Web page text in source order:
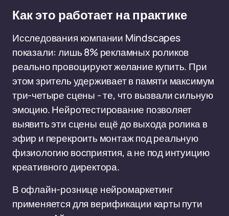
Как это работает на практике
Исследования компании Mindscapes
показали: лишь 8% рекламных роликов
реально провоцируют желание купить. При
этом зритель удерживает в памяти максимум
три-четыре сцены - те, что вызвали сильную
эмоцию. Нейротестирование позволяет
выявить эти сцены ещё до выхода ролика в
эфир и перекроить монтаж под реальную
физиологию восприятия, а не под интуицию
креативного директора.
В офлайн-рознице нейромаркетинг
применяется для верификации карты пути